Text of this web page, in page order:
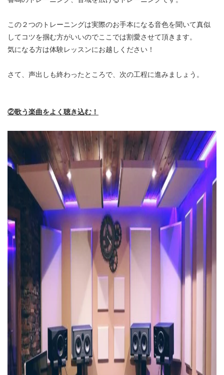
この２つのトレーニングは実際のお手本になる音色を聞いて真似
してコツを掴む方がいいのでここでは割愛させて頂きます。
気になる方は体験レッスンにお越しください！
さて、声出しも終わったところで、次の工程に進みましょう。
②歌う楽曲をよく聴き込む！